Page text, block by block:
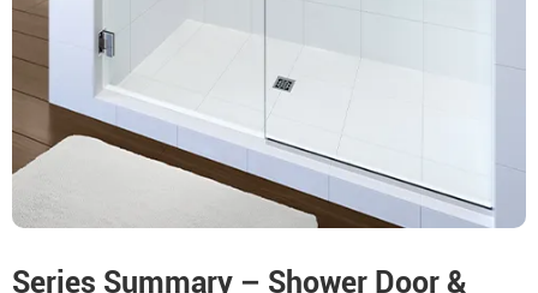
Series Summary – Shower Door &